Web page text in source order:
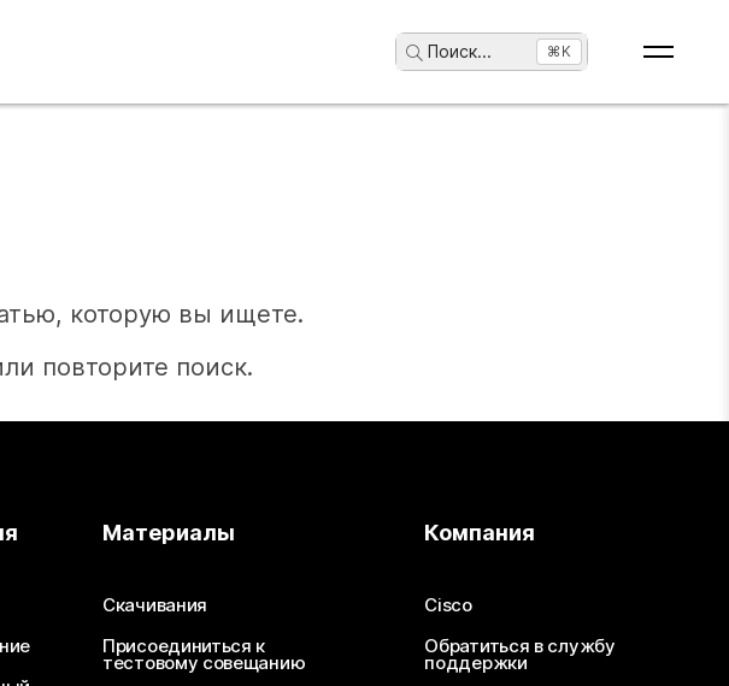
Поиск... ⌘K
которую вы ищете.
повторите поиск.
Материалы
Скачивания
Присоединиться к
тестовому совещанию
Компания
Cisco
Обратиться в службу
поддержки